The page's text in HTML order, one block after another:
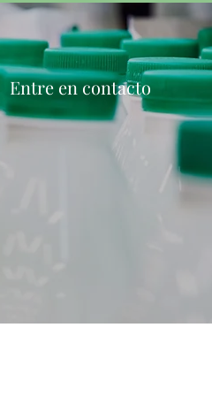
Entre en contacto